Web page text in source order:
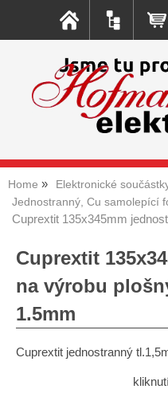
Home Elektronické
Jednostranný, Cu samolepící
Cuprextit 135x345mm
Cuprextit
na výrobu
1.5mm
Cuprextit jednostranný